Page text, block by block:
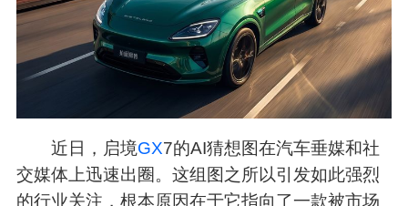
近日，启境GX7的AI猜想图在汽车垂媒和社
交媒体上迅速出圈。这组图之所以引发如此强烈
的行业关注，根本原因在于它指向了一款被市场